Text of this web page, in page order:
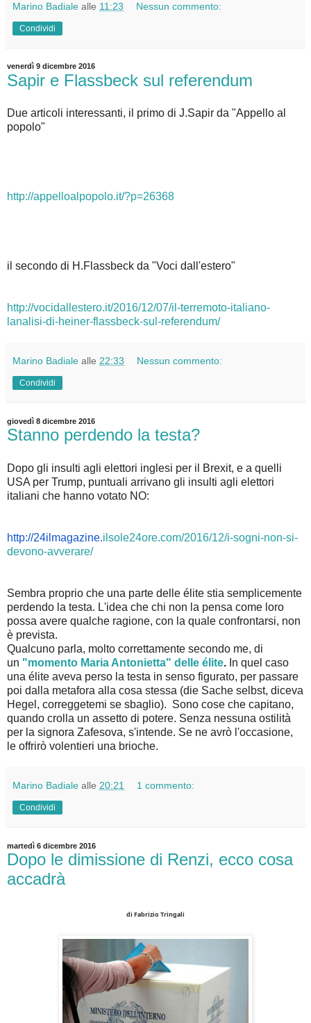
Marino Badiale alle 11:23 Nessun commento:
Condividi
venerdì 9 dicembre 2016
Sapir e Flassbeck sul referendum
Due articoli interessanti, il primo di J.Sapir da "Appello al
popolo"
http://appelloalpopolo.it/?p=26368
il secondo di H.Flassbeck da "Voci dall'estero"
http://vocidallestero.it/2016/12/07/il-terremoto-italiano-
lanalisi-di-heiner-flassbeck-sul-referendum/
Marino Badiale alle 22:33 Nessun commento:
Condividi
giovedì 8 dicembre 2016
Stanno perdendo la testa?
Dopo gli insulti agli elettori inglesi per il Brexit, e a quelli
USA per Trump, puntuali arrivano gli insulti agli elettori
italiani che hanno votato NO:
http://24ilmagazine.ilsole24ore.com/2016/12/i-sogni-non-si-
devono-avverare/
Sembra proprio che una parte delle élite stia semplicemente
perdendo la testa. L'idea che chi non la pensa come loro
possa avere qualche ragione, con la quale confrontarsi, non
è prevista.
Qualcuno parla, molto correttamente secondo me, di
un "momento Maria Antonietta" delle élite. In quel caso
una élite aveva perso la testa in senso figurato, per passare
poi dalla metafora alla cosa stessa (die Sache selbst, diceva
Hegel, correggetemi se sbaglio). Sono cose che capitano,
quando crolla un assetto di potere. Senza nessuna ostilità
per la signora Zafesova, s'intende. Se ne avrò l'occasione,
le offrirò volentieri una brioche.
Marino Badiale alle 20:21 1 commento:
Condividi
martedì 6 dicembre 2016
Dopo le dimissione di Renzi, ecco cosa
accadrà
di Fabrizio Tringali